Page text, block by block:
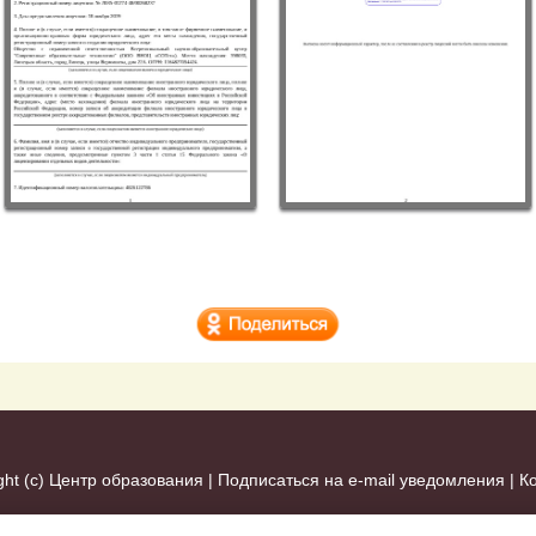
(c) Центр образования | Подписаться на e-mail уведомления |